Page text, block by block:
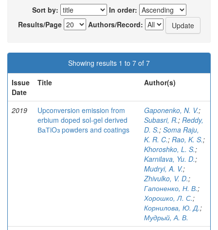
Sort by:
In order:
Results/Page
Authors/Record:
Showing results 1 to 7 of 7
Issue
Date
Title Author(s)
2019
Upconversion emission from
erbium doped sol-gel derived
ВаТiOз powders and coatings
Gaponenko, N. V.;
Subasri, R.; Reddy,
D. S.; Soma Raju,
K. R. C.; Rao, K. S.;
Khoroshko, L. S.;
Karnilava, Yu. D.;
Mudryi, A. V.;
Zhivulko, V. D.;
Гапоненко, Н. В.;
Хорошко, Л. С.;
Корнилова, Ю. Д.;
Мудрый, А. В.